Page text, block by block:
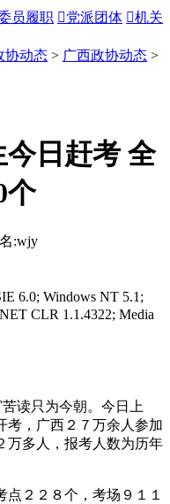
员履职 党派团体 机关
协动态 > 广西政协动态 >
今日赶考 全
个
:wjy
6.0; Windows NT 5.1;
CLR 1.1.4322; Media
读只为今朝。今日上
考，广西２７万余人参加
万多人，报考人数为历年
２２８个，考场９１１